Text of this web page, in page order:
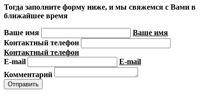
Тогда заполните форму ниже, и мы свяжемся с Вами в
ближайшее время
Ваше имя
Ваше имя
Контактный телефон
Контактный телефон
E-mail
E-mail
Комментарий